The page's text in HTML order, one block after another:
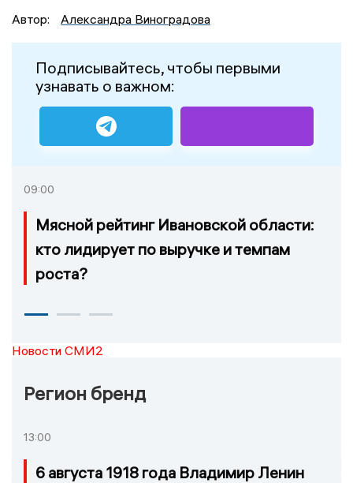
Автор:
Александра Виноградова
Подписывайтесь, чтобы первыми
узнавать о важном:
09:00
Мясной рейтинг Ивановской области:
кто лидирует по выручке и темпам
роста?
Новости СМИ2
Регион бренд
13:00
6 августа 1918 года Владимир Ленин